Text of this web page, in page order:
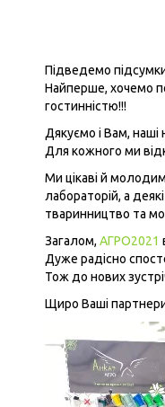
Підведемо
Найперше, хочемо
гостинністю!!!
Дякуємо і Вам,
Для кожного ми
Ми цікаві й
лабораторій, а
тваринництво та
Загалом, АГРО2021
Дуже радісно
Тож до нових
Щиро Ваші